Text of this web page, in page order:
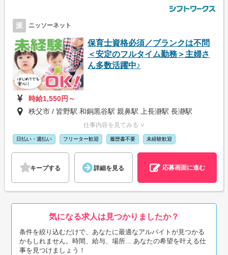
派 ニッソーネット
保育士資格必須／ブランクは不問
＜安定のフルタイム勤務＞主婦さ
ん多数活躍中♪
時給1,550円～
秩父市 / 皆野駅 和銅黒谷駅 親鼻駅 上長瀞駅 長瀞駅
仕事内容を見てみる ∨
日払い・週払い フリーター歓迎 履歴書不要 未経験歓迎
キープする 詳細を見る 応募画面に進む
気になる求人は見つかりましたか？
条件を絞り込むだけで、あなたに最適なアルバイトが見つかる
かもしれません。時間、給与、場所... あなたの希望を叶える仕
事を見つけましょう！